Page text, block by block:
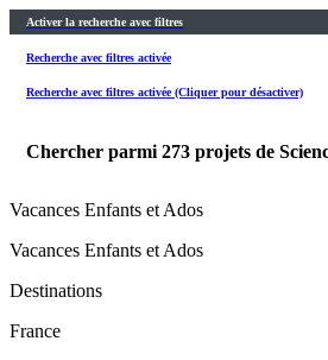
Activer la recherche avec filtres
Recherche avec filtres activée
Recherche avec filtres activée (Cliquer pour désactiver)
Chercher parmi 273 projets de
Vacances Enfants et Ados
Vacances Enfants et Ados
Destinations
France